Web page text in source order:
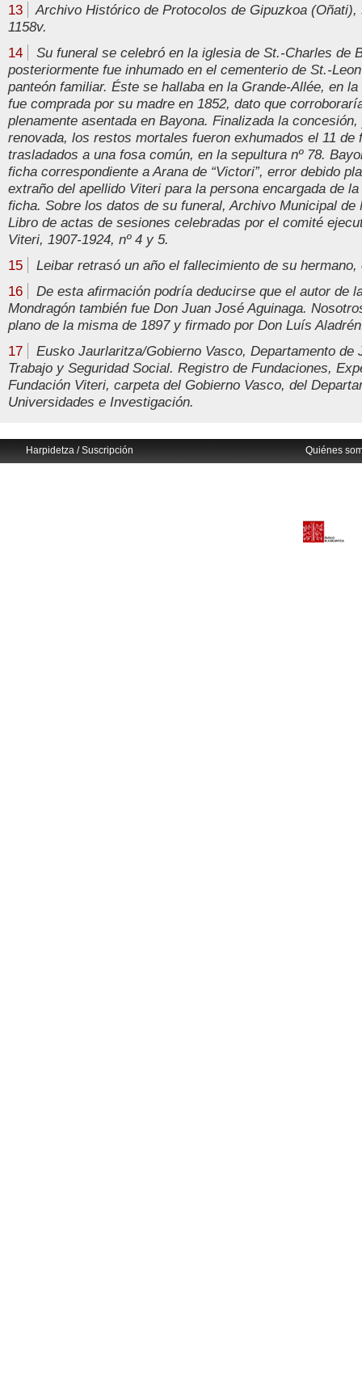
13
Archivo Histórico de Protocolos de Gipuzkoa (Oñati),
1158v.
14
Su funeral se celebró en la iglesia de St.-Charles de
posteriormente fue inhumado en el cementerio de St.-
panteón familiar. Éste se hallaba en la Grande-Allée, en la
fue comprada por su madre en 1852, dato que
plenamente asentada en Bayona. Finalizada la
renovada, los restos mortales fueron exhumados el 11 de
trasladados a una fosa común, en la sepultura nº 78.
ficha correspondiente a Arana de “Victori”, error debido
extraño del apellido Viteri para la persona encargada de
ficha. Sobre los datos de su funeral, Archivo Municipal de
Libro de actas de sesiones celebradas por el comité
Viteri, 1907-1924, nº 4 y 5.
15
Leibar retrasó un año el fallecimiento de su
16
De esta afirmación podría deducirse que el autor de
Mondragón también fue Don Juan José Aguinaga.
plano de la misma de 1897 y firmado por Don Luís
17
Eusko Jaurlaritza/Gobierno Vasco, Departamento de
Trabajo y Seguridad Social. Registro de Fundaciones,
Fundación Viteri, carpeta del Gobierno Vasco, del
Universidades e Investigación.
Harpidetza / Suscripción Quiénes